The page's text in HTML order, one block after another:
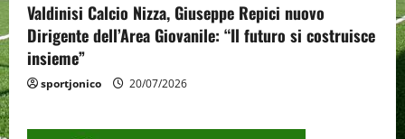
Valdinisi Calcio Nizza, Giuseppe Repici nuovo
Dirigente dell’Area Giovanile: “Il futuro si costruisce
insieme”
sportjonico 20/07/2026